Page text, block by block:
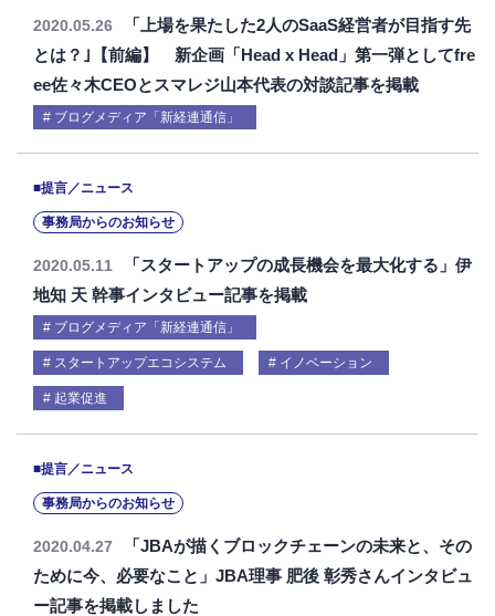
2020.05.26
「上場を果たした2人のSaaS経営者が目指す先
とは？｣【前編】 新企画「Head x Head」第一弾としてfre
ee佐々木CEOとスマレジ山本代表の対談記事を掲載
ブログメディア「新経連通信」
■提言／ニュース
事務局からのお知らせ
2020.05.11
「スタートアップの成長機会を最大化する」伊
地知 天 幹事インタビュー記事を掲載
ブログメディア「新経連通信」
スタートアップエコシステム イノベーション
起業促進
■提言／ニュース
事務局からのお知らせ
2020.04.27
「JBAが描くブロックチェーンの未来と、その
ために今、必要なこと」JBA理事 肥後 彰秀さんインタビュ
ー記事を掲載しました